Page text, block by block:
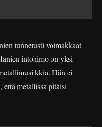
tunnetusti voimakkaat
intohimo on yksi
Hän ei
metallissa pitäisi